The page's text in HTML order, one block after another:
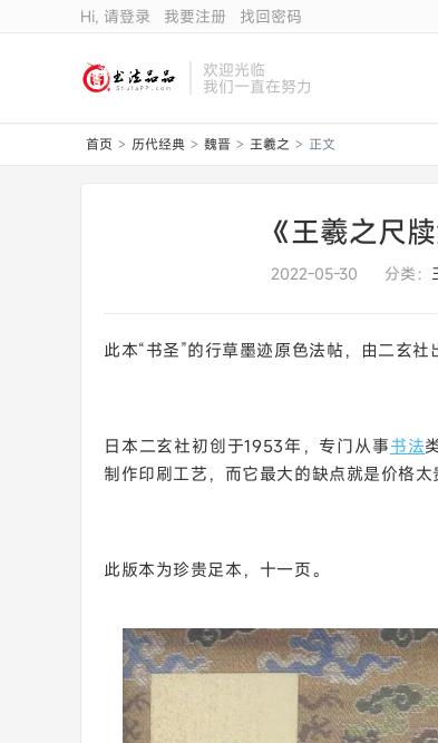
Hi, 请登录 我要注册 找回密码
欢迎光临
我们一直在努力
首页 > 历代经典 > 魏晋 > 王羲之 > 正文
《王羲之尺
2022-05-30 分类：
此本“书圣”的行草墨迹原色法帖，由二玄社
日本二玄社初创于1953年，专门从事书法
制作印刷工艺，而它最大的缺点就是价格太
此版本为珍贵足本，十一页。